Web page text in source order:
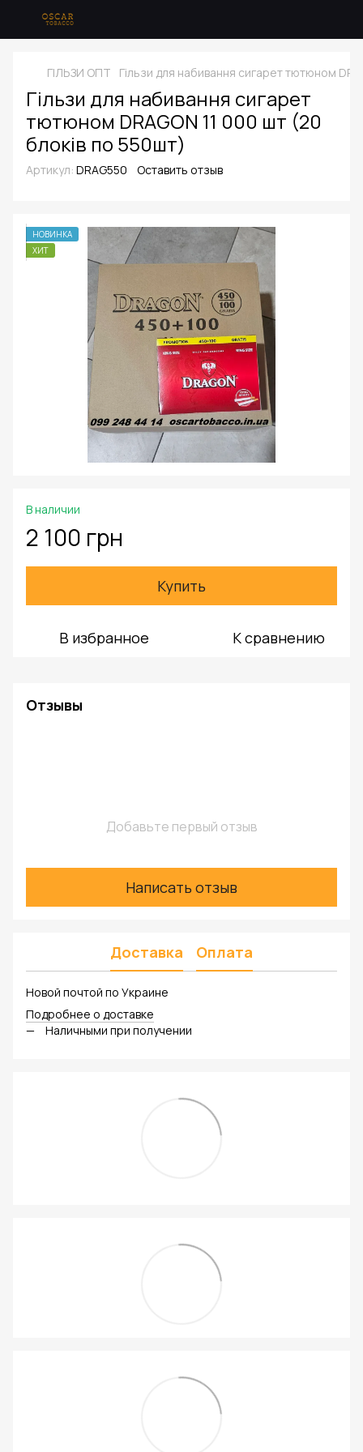
ГІЛЬЗИ ОПТ Гільзи для набивання сигарет тютюном
Гільзи для набивання сигарет
тютюном DRAGON 11 000 шт (20
блоків по 550шт)
Артикул: DRAG550 Оставить отзыв
НОВИНКА
ХИТ
В наличии
2 100 грн
Купить
В избранное К сравнению
Отзывы
Добавьте первый отзыв
Написать отзыв
Доставка Оплата
Новой почтой по Украине
Подробнее о доставке
Наличными при получении